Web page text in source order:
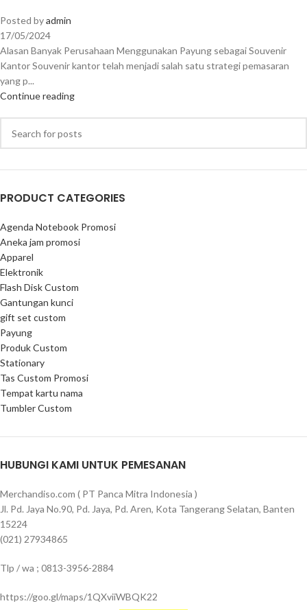
Posted byadmin
17/05/2024
Alasan Banyak Perusahaan Menggunakan Payung sebagai Souvenir
Kantor Souvenir kantor telah menjadi salah satu strategi pemasaran
yang p...
Continue reading
PRODUCT CATEGORIES
Agenda Notebook Promosi
Aneka jam promosi
Apparel
Elektronik
Flash Disk Custom
Gantungan kunci
gift set custom
Payung
Produk Custom
Stationary
Tas Custom Promosi
Tempat kartu nama
Tumbler Custom
HUBUNGI KAMI UNTUK PEMESANAN
Merchandiso.com ( PT Panca Mitra Indonesia )
Jl. Pd. Jaya No.90, Pd. Jaya, Pd. Aren, Kota Tangerang Selatan, Banten
15224
(021) 27934865
Tlp / wa ; 0813-3956-2884
https://goo.gl/maps/1QXviiWBQK22